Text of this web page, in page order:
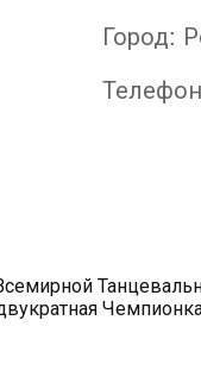
Город: